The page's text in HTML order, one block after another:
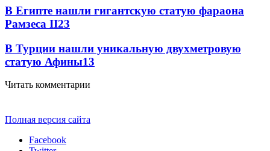
В Египте нашли гигантскую статую фараона
Рамзеса II23
В Турции нашли уникальную двухметровую
статую Афины13
Читать комментарии
Полная версия сайта
Facebook